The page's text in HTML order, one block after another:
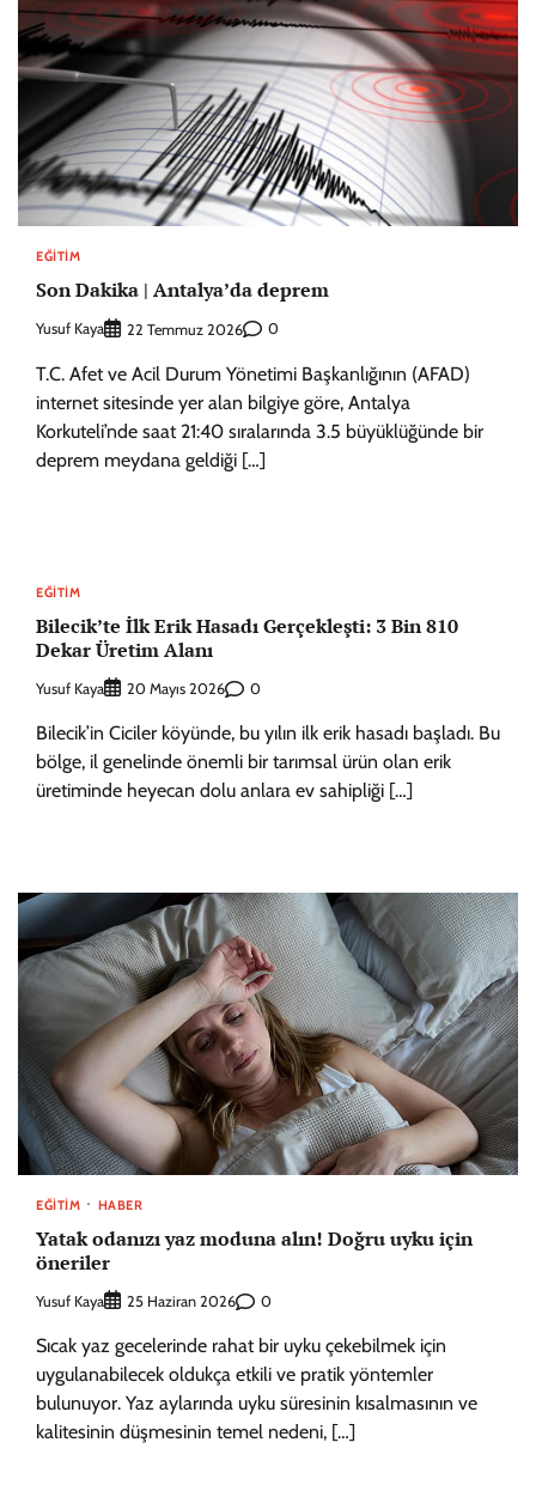
EĞITIM
Son Dakika | Antalya’da deprem
Yusuf Kaya 22 Temmuz 2026 0
T.C. Afet ve Acil Durum Yönetimi Başkanlığının (AFAD)
internet sitesinde yer alan bilgiye göre, Antalya
Korkuteli’nde saat 21:40 sıralarında 3.5 büyüklüğünde bir
deprem meydana geldiği […]
EĞITIM
Bilecik’te İlk Erik Hasadı Gerçekleşti: 3 Bin 810
Dekar Üretim Alanı
Yusuf Kaya 20 Mayıs 2026 0
Bilecik’in Ciciler köyünde, bu yılın ilk erik hasadı başladı. Bu
bölge, il genelinde önemli bir tarımsal ürün olan erik
üretiminde heyecan dolu anlara ev sahipliği […]
EĞITIM HABER
Yatak odanızı yaz moduna alın! Doğru uyku için
öneriler
Yusuf Kaya 25 Haziran 2026 0
Sıcak yaz gecelerinde rahat bir uyku çekebilmek için
uygulanabilecek oldukça etkili ve pratik yöntemler
bulunuyor. Yaz aylarında uyku süresinin kısalmasının ve
kalitesinin düşmesinin temel nedeni, […]